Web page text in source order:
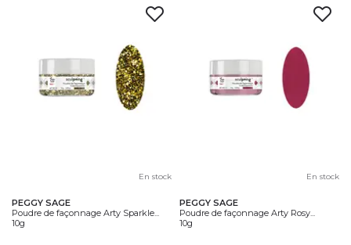
En stock
PEGGY SAGE
Poudre de façonnage Arty Sparkle...
10g
En stock
PEGGY SAGE
Poudre de façonnage Arty Rosy...
10g